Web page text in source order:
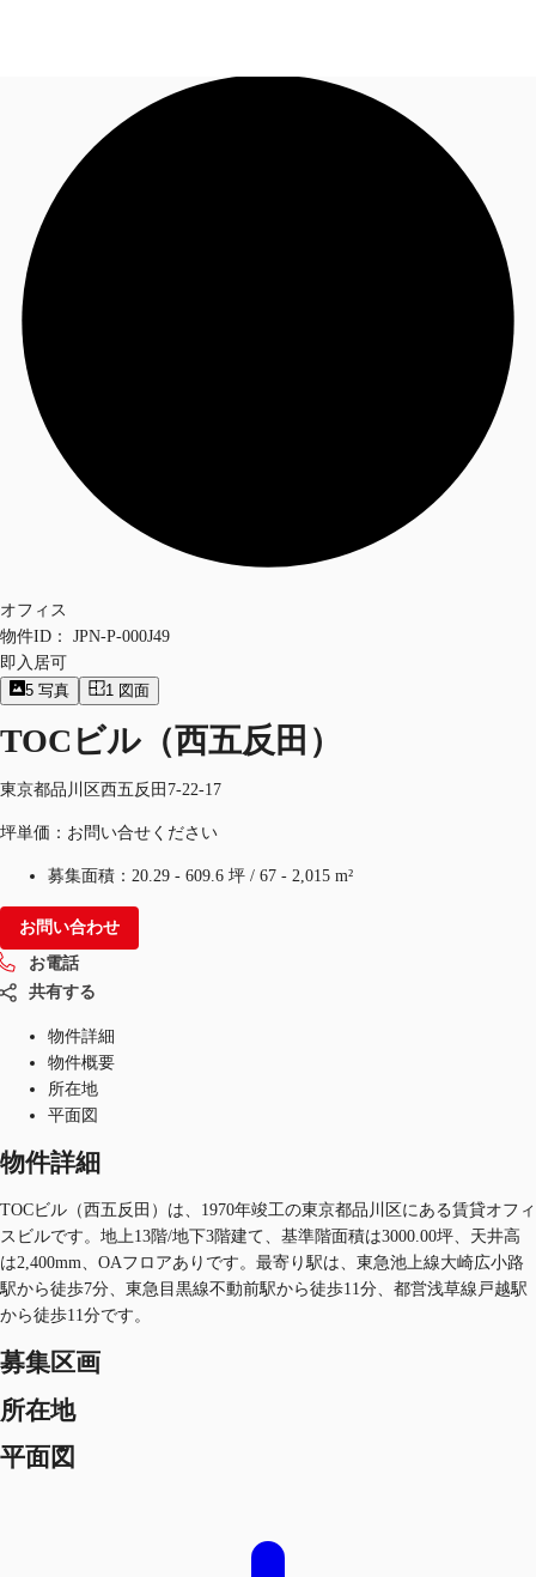
オフィス・事務所
倉庫・物流センター
お電話
オフィス
物件ID：
JPN-P-000J49
即入居可
5 写真 1 図面
TOCビル（西五反田）
東京都品川区西五反田7-22-17
坪単価：お問い合せください
募集面積： 20.29 - 609.6 坪 / 67 - 2,015 m²
お問い合わせ
お電話
共有する
物件詳細
物件概要
所在地
平面図
物件詳細
TOCビル（西五反田）は、1970年竣工の東京都品川区にある賃貸オフィ
スビルです。地上13階/地下3階建て、基準階面積は3000.00坪、天井高
は2,400mm、OAフロアありです。最寄り駅は、東急池上線大崎広小路
駅から徒歩7分、東急目黒線不動前駅から徒歩11分、都営浅草線戸越駅
から徒歩11分です。
募集区画
所在地
平面図